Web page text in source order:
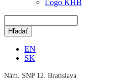
Logo KHB
EN
SK
Nám. SNP 12, Bratislava